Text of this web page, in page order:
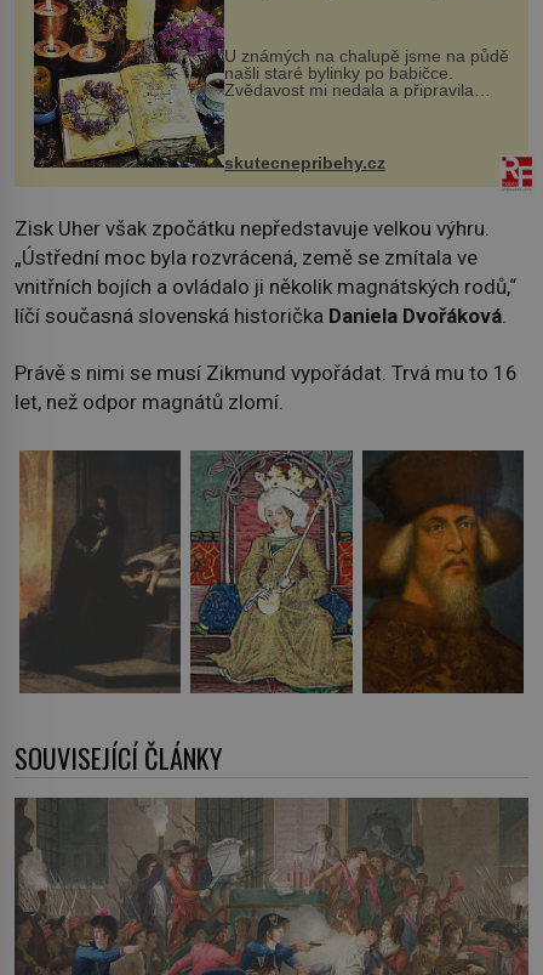
U známých na chalupě jsme na půdě
našli staré bylinky po babičce.
Zvědavost mi nedala a připravila
jsem si z nich lektvar… Zimní pobyt
na chalupě se pro mě vlastní vinou
změnil v děsivý zážitek, na kt...
skutecnepribehy.cz
Zisk Uher však zpočátku nepředstavuje velkou výhru.
„Ústřední moc byla rozvrácená, země se zmítala ve
vnitřních bojích a ovládalo ji několik magnátských rodů,“
líčí současná slovenská historička Daniela Dvořáková.
Právě s nimi se musí Zikmund vypořádat. Trvá mu to 16
let, než odpor magnátů zlomí.
SOUVISEJÍCÍ ČLÁNKY